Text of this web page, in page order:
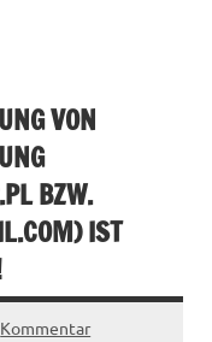
VON
BZW.
) IST
Kommentar